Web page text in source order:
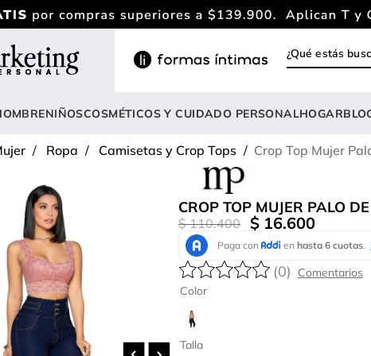
¿Qué estás
NIÑOSCOSMÉTICOS Y CUIDADO PERSONALHOGAR
Ropa Camisetas y Crop Tops Crop Top Mujer
CROP TOP MUJER PALO
$ 110.400 $ 16.600
(0)
Talla
Color
enterizo
vestido
short
conjunto
panties